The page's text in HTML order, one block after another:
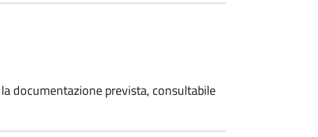
documentazione prevista, consultabile